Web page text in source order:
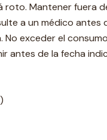
roto. Mantener fuera
a un médico antes
No exceder el
antes de la fecha